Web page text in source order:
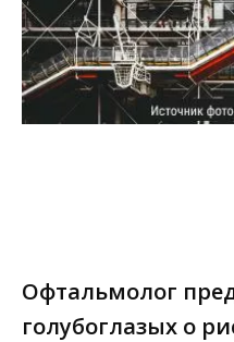
Офтальмолог
голубоглазых о